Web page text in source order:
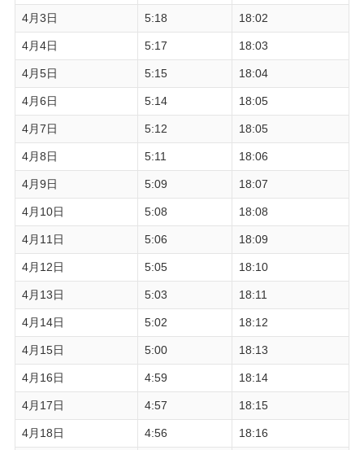
4月3日 5:18 18:02
4月4日 5:17 18:03
4月5日 5:15 18:04
4月6日 5:14 18:05
4月7日 5:12 18:05
4月8日 5:11 18:06
4月9日 5:09 18:07
4月10日 5:08 18:08
4月11日 5:06 18:09
4月12日 5:05 18:10
4月13日 5:03 18:11
4月14日 5:02 18:12
4月15日 5:00 18:13
4月16日 4:59 18:14
4月17日 4:57 18:15
4月18日 4:56 18:16